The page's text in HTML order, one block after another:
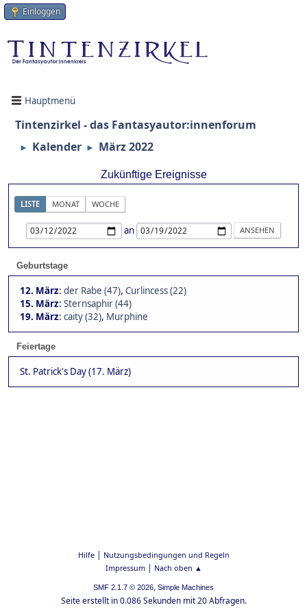
Einloggen
Hauptmenü
Tintenzirkel - das Fantasyautor:innenforum
► Kalender ► März 2022
Zukünftige Ereignisse
LISTE MONAT WOCHE
an
Geburtstage
12. März: der Rabe (47), Curlincess (22)
15. März: Sternsaphir (44)
19. März: caity (32), Murphine
Feiertage
St. Patrick's Day (17. März)
Hilfe| Nutzungsbedingungen und Regeln
Impressum| Nach oben ▲
SMF 2.1.7 © 2026, Simple Machines
Seite erstellt in 0.086 Sekunden mit 20 Abfragen.